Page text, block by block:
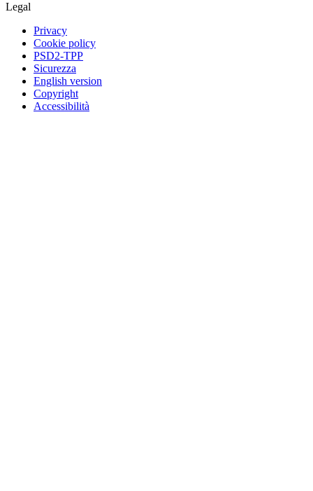
Legal
Privacy
Cookie policy
PSD2-TPP
Sicurezza
English version
Copyright
Accessibilità